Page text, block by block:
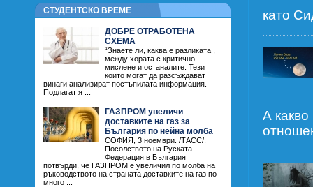
СТУДЕНТСКО ВРЕМЕ
ДОБРЕ ОТРАБОТЕНА
СХЕМА
“Знаете ли, каква е разликата ,
между хората с критично
мислене и останалите. Тези
които могат да разсъждават
винаги анализират постъпилата информация.
Подлагат я ...
ГАЗПРОМ увеличи
доставките на газ за
България по нейна молба
СОФИЯ, 3 ноември. /ТАСС/.
Посолството на Руската
Федерация в България
потвърди, че ГАЗПРОМ е увеличил по молба на
ръководството на страната доставките на газ по
много ...
катo
А